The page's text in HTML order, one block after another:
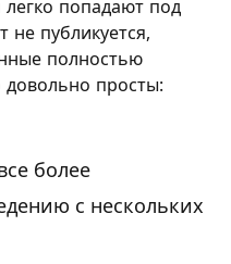
попадают под
не публикуется,
полностью
просты:
более
с нескольких